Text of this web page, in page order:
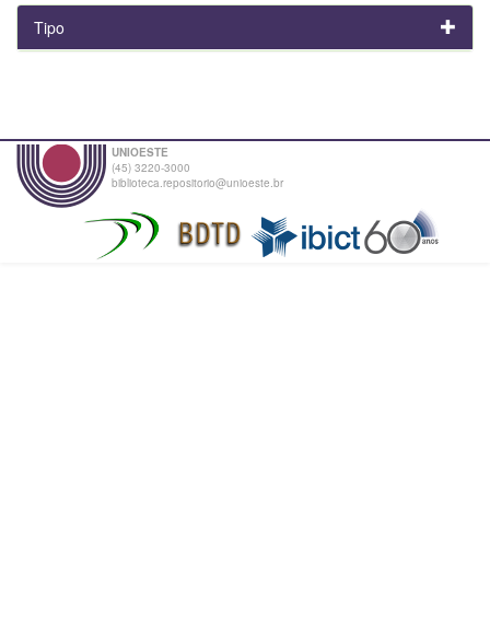
Tipo
UNIOESTE
(45) 3220-3000
biblioteca.repositorio@unioeste.br